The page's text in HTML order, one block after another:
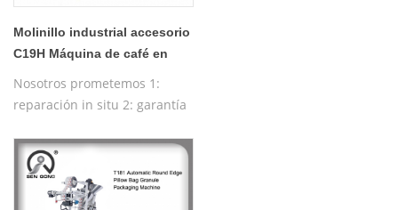
Molinillo industrial accesorio
C19H Máquina de café en
Nosotros prometemos 1:
reparación in situ 2: garantía
máquina de prueba gratuita
4: formación gratuita sobre el
funcionamiento de la